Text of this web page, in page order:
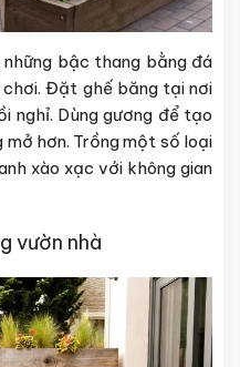
bậc thang bằng đá
Đặt ghế băng tại nơi
nghỉ. Dùng gương để tạo
mở hơn. Trồng một số loại
xào xạc với không gian
vườn nhà